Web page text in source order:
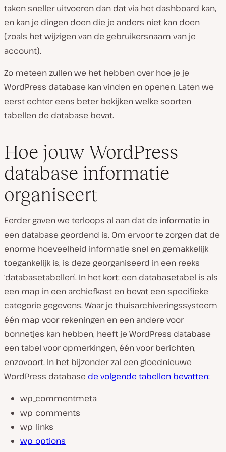
taken sneller uitvoeren dan dat via het dashboard kan,
en kan je dingen doen die je anders niet kan doen
(zoals het wijzigen van de gebruikersnaam van je
account).
Zo meteen zullen we het hebben over hoe je je
WordPress database kan vinden en openen. Laten we
eerst echter eens beter bekijken welke soorten
tabellen de database bevat.
Hoe jouw WordPress
database informatie
organiseert
Eerder gaven we terloops al aan dat de informatie in
een database geordend is. Om ervoor te zorgen dat de
enorme hoeveelheid informatie snel en gemakkelijk
toegankelijk is, is deze georganiseerd in een reeks
‘databasetabellen’. In het kort: een databasetabel is als
een map in een archiefkast en bevat een specifieke
categorie gegevens. Waar je thuisarchiveringssysteem
één map voor rekeningen en een andere voor
bonnetjes kan hebben, heeft je WordPress database
een tabel voor opmerkingen, één voor berichten,
enzovoort. In het bijzonder zal een gloednieuwe
WordPress database de volgende tabellen bevatten:
wp_commentmeta
wp_comments
wp_links
wp_options